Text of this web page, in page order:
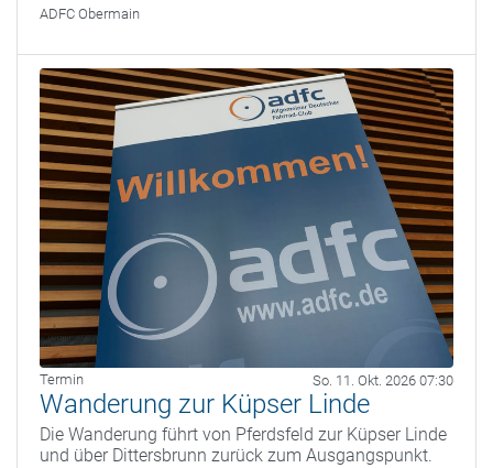
ADFC Obermain
Termin So. 11. Okt. 2026 07:30
Wanderung zur Küpser Linde
Die Wanderung führt von Pferdsfeld zur Küpser Linde
und über Dittersbrunn zurück zum Ausgangspunkt.